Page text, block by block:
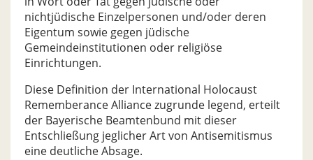
nichtjüdische Einzelpersonen und/oder deren
Eigentum sowie gegen jüdische
Gemeindeinstitutionen oder religiöse
Einrichtungen.
Diese Definition der International Holocaust
Rememberance Alliance zugrunde legend, erteilt
der Bayerische Beamtenbund mit dieser
Entschließung jeglicher Art von Antisemitismus
eine deutliche Absage.